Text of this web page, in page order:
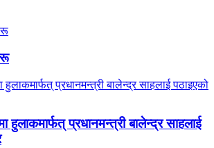
प्रधानमन्त्री बालेन्द्र साहलाई